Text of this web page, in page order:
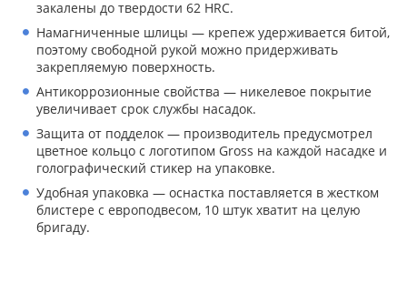
закалены до твердости 62 HRC.
Намагниченные шлицы — крепеж удерживается битой,
поэтому свободной рукой можно придерживать
закрепляемую поверхность.
Антикоррозионные свойства — никелевое покрытие
увеличивает срок службы насадок.
Защита от подделок — производитель предусмотрел
цветное кольцо с логотипом Gross на каждой насадке и
голографический стикер на упаковке.
Удобная упаковка — оснастка поставляется в жестком
блистере с европодвесом, 10 штук хватит на целую
бригаду.